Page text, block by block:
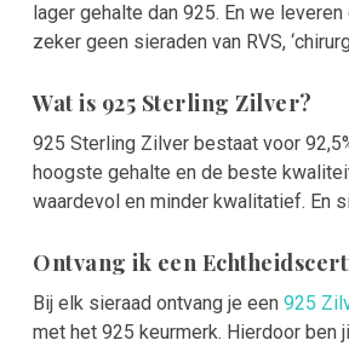
lager gehalte dan 925. En we
zeker geen sieraden van RVS,
Wat is 925 Sterling Zilver?
925 Sterling Zilver bestaat voor
hoogste gehalte en de beste
waardevol en minder kwalitatief. En
Ontvang ik een
Bij elk sieraad ontvang je een 925
met het 925 keurmerk. Hierdoor ben